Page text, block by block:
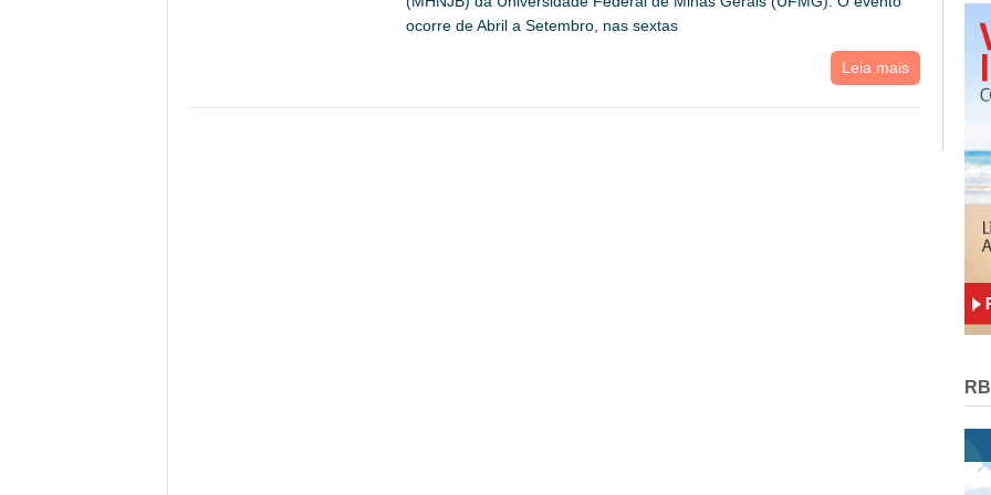
ocorre de Abril a Setembro, nas sextas
Leia mais